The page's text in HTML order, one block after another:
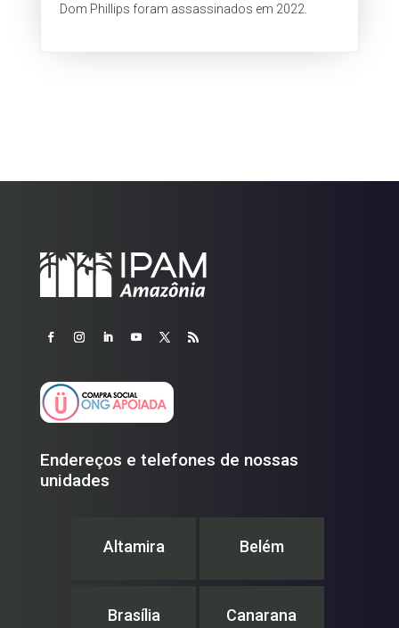
Dom Phillips foram assassinados em 2022.
Endereços e telefones de nossas
unidades
Altamira Belém
Brasília Canarana